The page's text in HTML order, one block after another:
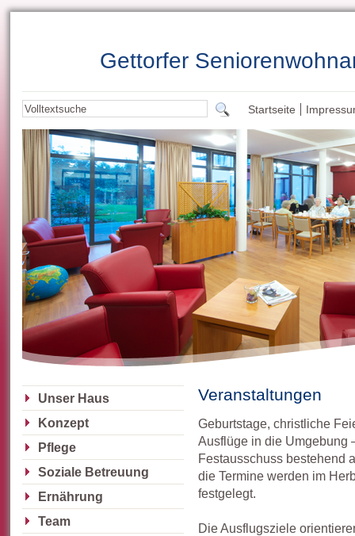
Gettorfer
Startseite
Unser Haus
Konzept
Pflege
Soziale Betreuung
Ernährung
Team
Veranstaltungen
Geburtstage, christliche
Ausflüge in die Umgebung
Festausschuss bestehend
die Termine werden im
festgelegt.
Die Ausflugsziele